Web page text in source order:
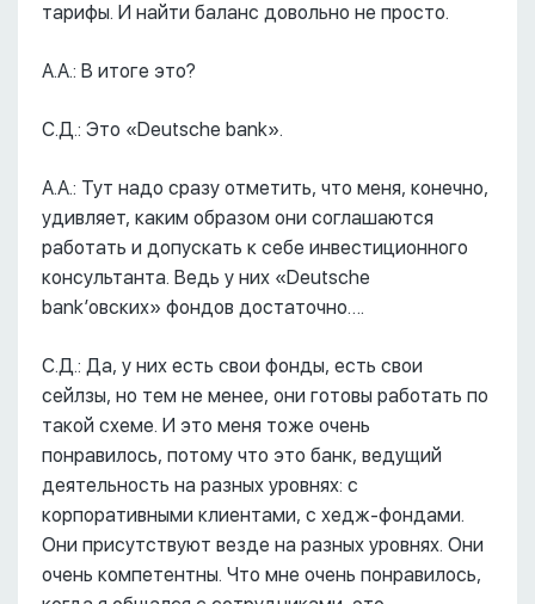
тарифы. И найти баланс довольно не просто.
А.А.: В итоге это?
С.Д.: Это «Deutsche bank».
А.А.: Тут надо сразу отметить, что меня, конечно,
удивляет, каким образом они соглашаются
работать и допускать к себе инвестиционного
консультанта. Ведь у них «Deutsche
bank’овских» фондов достаточно….
С.Д.: Да, у них есть свои фонды, есть свои
сейлзы, но тем не менее, они готовы работать по
такой схеме. И это меня тоже очень
понравилось, потому что это банк, ведущий
деятельность на разных уровнях: с
корпоративными клиентами, с хедж-фондами.
Они присутствуют везде на разных уровнях. Они
очень компетентны. Что мне очень понравилось,